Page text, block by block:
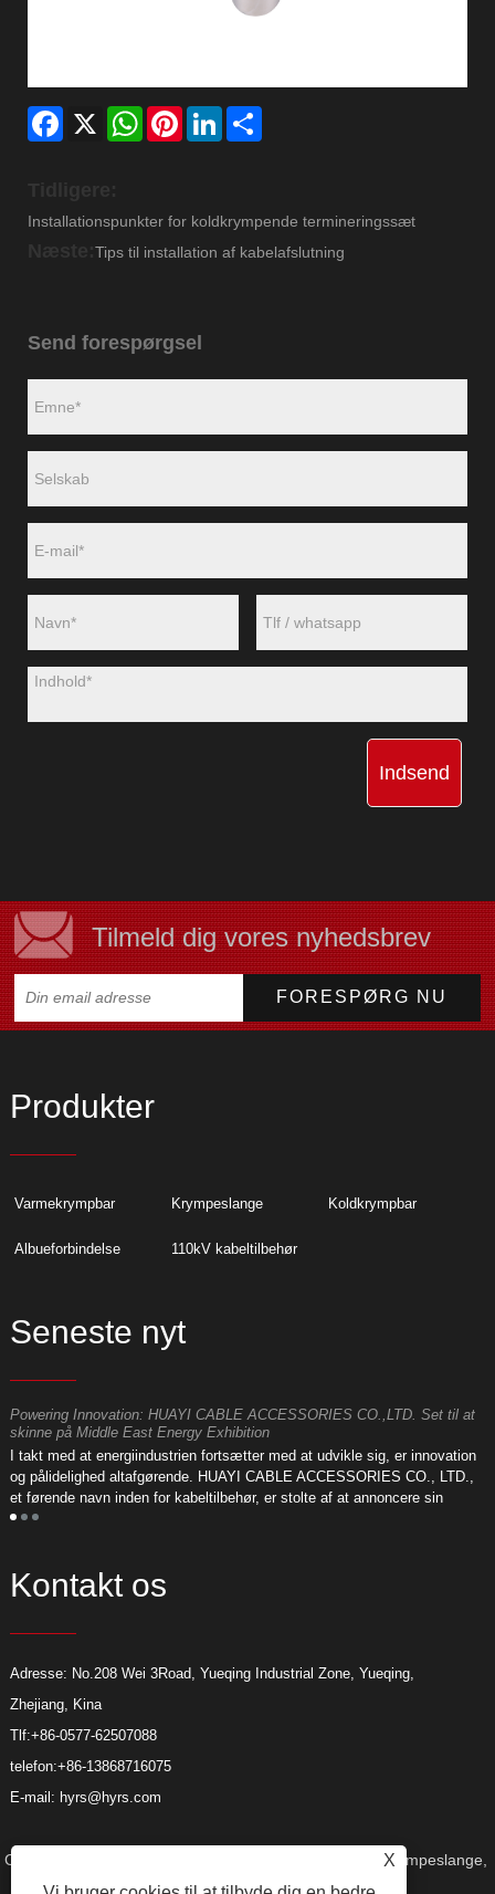
Facebook
X WhatsAppPinterestLinkedIn
Installationspunkter for koldkrympende termineringssæt
Tips til installation af kabelafslutning
Send forespørgsel
Indsend
Tilmeld dig vores nyhedsbrev
Produkter
Varmekrympbar Krympeslange Koldkrympbar
Albueforbindelse 110kV kabeltilbehør
Seneste nyt
Powering Innovation: HUAYI CABLE ACCESSORIES CO.,LTD. Set til at
skinne på Middle East Energy Exhibition
I takt med at energiindustrien fortsætter med at udvikle sig, er innovation
og pålidelighed altafgørende. HUAYI CABLE ACCESSORIES CO., LTD.,
et førende navn inden for kabeltilbehør, er stolte af at annoncere sin
deltagelse i den kommende Middle East Energy Exhibition.
Kontakt os
Adresse: No.208 Wei 3Road, Yueqing Industrial Zone, Yueqing,
Zhejiang, Kina
Tlf:+86-0577-62507088
telefon:+86-13868716075
E-mail: hyrs@hyrs.com
Copyright © 2022 Huayi Cable Accessories Co., Ltd. - Krympeslange,
X